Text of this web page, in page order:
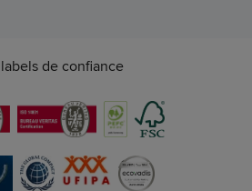
de confiance